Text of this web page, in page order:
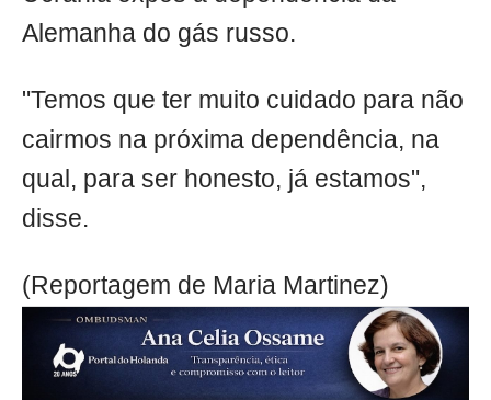
Alemanha do gás russo.
"Temos que ter muito cuidado para não
cairmos na próxima dependência, na
qual, para ser honesto, já estamos",
disse.
(Reportagem de Maria Martinez)